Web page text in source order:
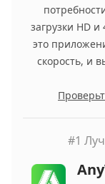
загрузки HD
это
скорость, и
#1